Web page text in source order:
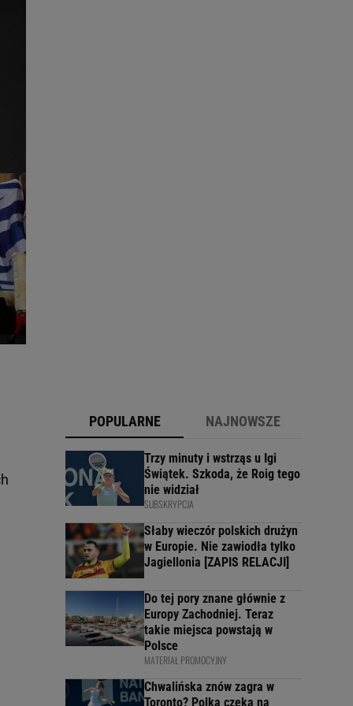
POPULARNE NAJNOWSZE
Trzy minuty i wstrząs u Igi
Świątek. Szkoda, że Roig tego
nie widział
SUBSKRYPCJA
Słaby wieczór polskich drużyn
w Europie. Nie zawiodła tylko
Jagiellonia [ZAPIS RELACJI]
Do tej pory znane głównie z
Europy Zachodniej. Teraz
takie miejsca powstają w
Polsce
MATERIAŁ PROMOCYJNY
Chwalińska znów zagra w
Toronto? Polka czeka na